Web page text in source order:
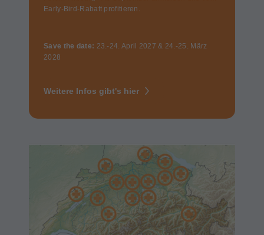
Early-Bird-Rabatt profitieren.
Save the date: 23.-24. April 2027 & 24.-25. März
2028
Weitere Infos gibt's hier